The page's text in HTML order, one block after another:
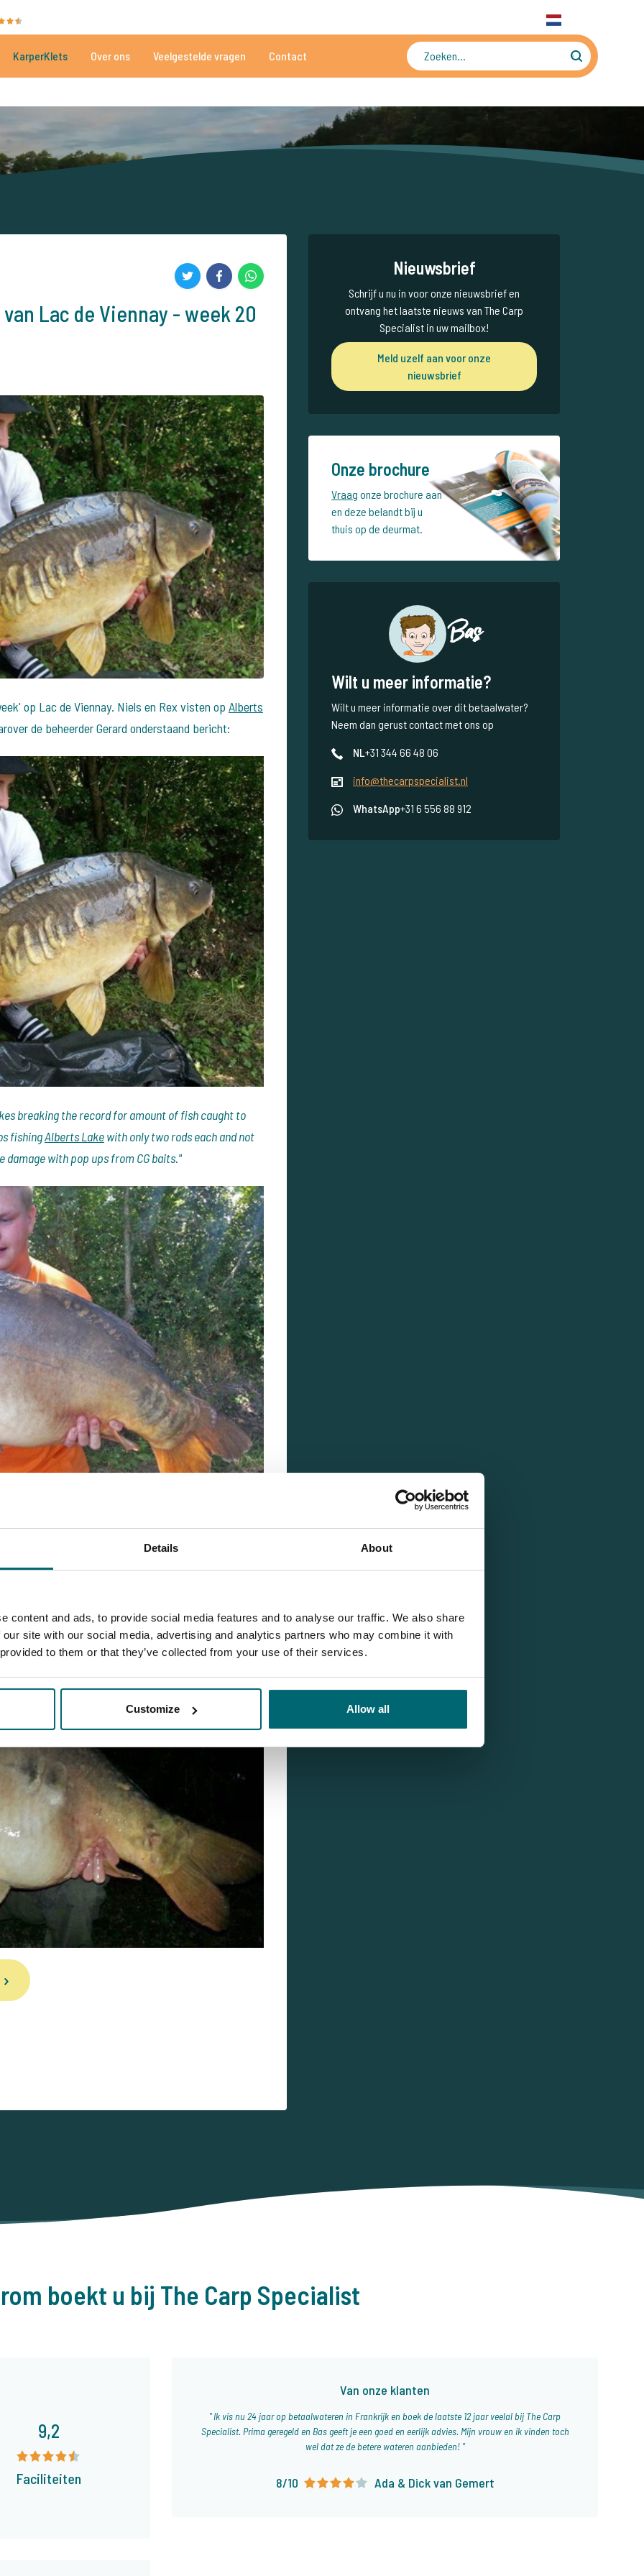
Details About
content and ads, to provide social media features and to analyse our traffic. We also share
site with our social media, advertising and analytics partners who may combine it with
to them or that they’ve collected from your use of their services.
Customize Allow all
KarperKlets Over ons Veelgestelde vragen Contact
Lac de Viennay - week 20
op Lac de Viennay. Niels en Rex visten op Alberts
de beheerder Gerard onderstaand bericht:
breaking the record for amount of fish caught to
fishingAlberts Lakewith only two rods each and not
damage with pop ups from CG baits."
waarbij actie, een mooie natuur en
Alberts Lake&Busters Lakeop het Lac de
Nieuwsbrief
Schrijf u nu in voor onze nieuwsbrief en
ontvang het laatste nieuws van The Carp
Specialist in uw mailbox!
Meld uzelf aan voor onze
nieuwsbrief
Onze brochure
Vraag onze brochure aan
en deze belandt bij u
thuis op de deurmat.
Bas
Wilt u meer informatie?
Wilt u meer informatie over dit betaalwater?
Neem dan gerust contact met ons op
NL+31 344 66 48 06
info@thecarpspecialist.nl
WhatsApp+31 6 556 88 912
boekt u bij The Carp Specialist
9,2
Faciliteiten
Van onze klanten
Ik vis nu 24 jaar op betaalwateren in Frankrijk en boek de laatste 12 jaar veelal bij The Carp
Specialist. Prima geregeld en Bas geeft je een goed en eerlijk advies. Mijn vrouw en ik vinden toch
wel dat ze de betere wateren aanbieden!
8/10 Ada & Dick van Gemert